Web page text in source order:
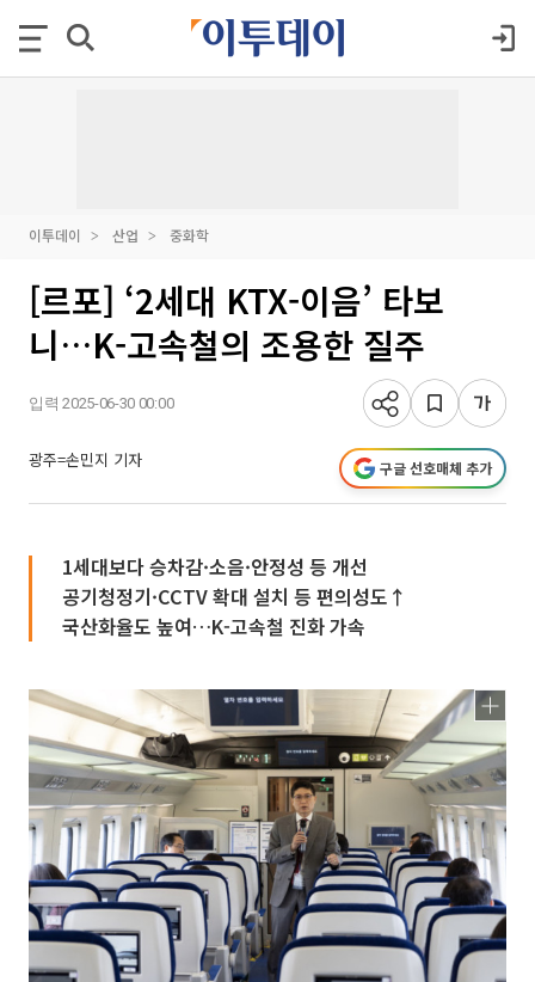
이투데이 산업 중화학
[르포] ‘2세대 KTX-이음’ 타보
니…K-고속철의 조용한 질주
입력 2025-06-30 00:00
광주=손민지 기자 구글 선호매체 추가
1세대보다 승차감·소음·안정성 등 개선
공기청정기·CCTV 확대 설치 등 편의성도↑
국산화율도 높여…K-고속철 진화 가속